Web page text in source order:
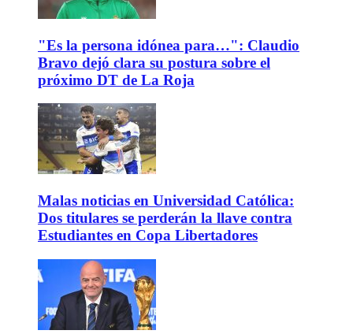
"Es la persona idónea para…": Claudio
Bravo dejó clara su postura sobre el
próximo DT de La Roja
Malas noticias en Universidad Católica:
Dos titulares se perderán la llave contra
Estudiantes en Copa Libertadores